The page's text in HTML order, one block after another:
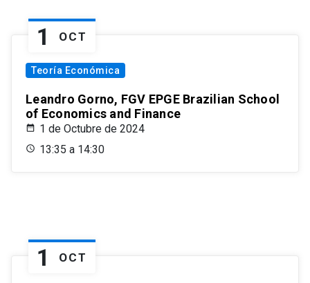
1 OCT
Teoría Económica
Leandro Gorno, FGV EPGE Brazilian School
of Economics and Finance
1 de Octubre de 2024
13:35 a 14:30
1 OCT